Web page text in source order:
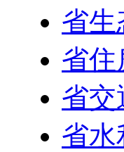
省生
省住
省交
省水